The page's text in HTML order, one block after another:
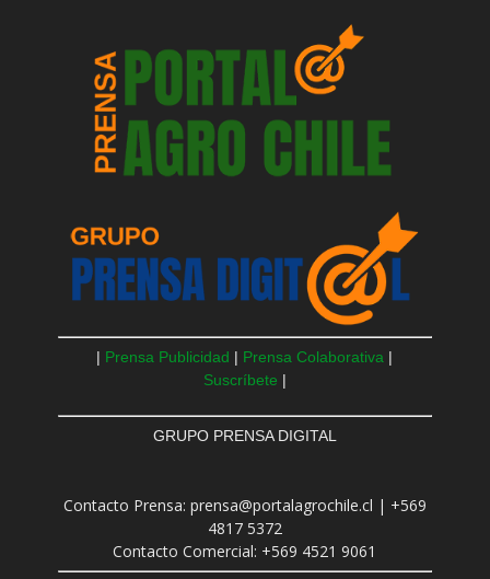
| Prensa Publicidad | Prensa Colaborativa |
Suscríbete |
GRUPO PRENSA DIGITAL
Contacto Prensa: prensa@portalagrochile.cl | +569
4817 5372
Contacto Comercial: +569 4521 9061